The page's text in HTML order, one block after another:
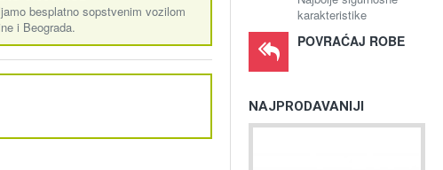
besplatno sopstvenim vozilom
i Beograda.
karakteristike
POVRAĆAJ ROBE
NAJPRODAVANIJI